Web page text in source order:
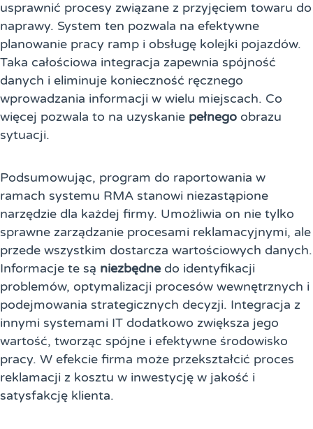
usprawnić procesy związane z przyjęciem towaru do
naprawy. System ten pozwala na efektywne
planowanie pracy ramp i obsługę kolejki pojazdów.
Taka całościowa integracja zapewnia spójność
danych i eliminuje konieczność ręcznego
wprowadzania informacji w wielu miejscach. Co
więcej pozwala to na uzyskanie pełnego obrazu
sytuacji.
Podsumowując, program do raportowania w
ramach systemu RMA stanowi niezastąpione
narzędzie dla każdej firmy. Umożliwia on nie tylko
sprawne zarządzanie procesami reklamacyjnymi, ale
przede wszystkim dostarcza wartościowych danych.
Informacje te są niezbędne do identyfikacji
problemów, optymalizacji procesów wewnętrznych i
podejmowania strategicznych decyzji. Integracja z
innymi systemami IT dodatkowo zwiększa jego
wartość, tworząc spójne i efektywne środowisko
pracy. W efekcie firma może przekształcić proces
reklamacji z kosztu w inwestycję w jakość i
satysfakcję klienta.